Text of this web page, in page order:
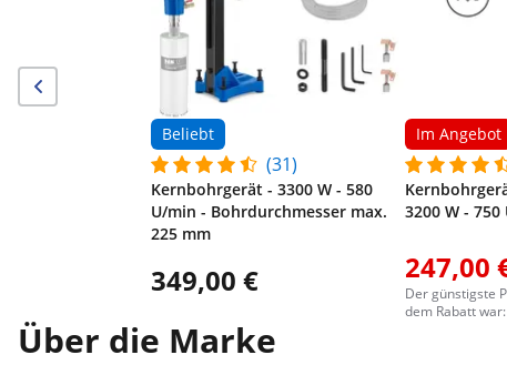
Beliebt
(31)
Kernbohrgerät - 3300 W - 580
U/min - Bohrdurchmesser max.
225 mm
349,00 €
Im Angebot
3200 W - 750
247,00
Der günstigste
dem Rabatt
Über die Marke